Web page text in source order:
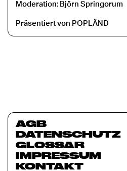
Moderation: Björn Springorum
Präsentiert von POPLÄND
AGB
DATENSCHUTZ
GLOSSAR
IMPRESSUM
KONTAKT